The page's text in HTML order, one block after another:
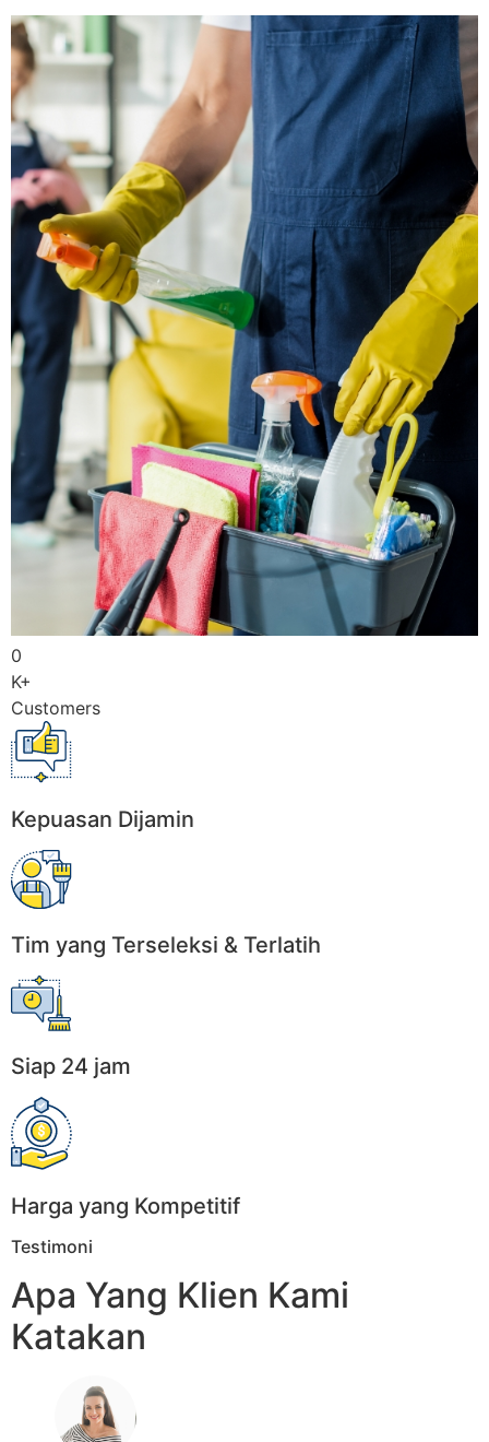
0
K+
Customers
Kepuasan Dijamin
Tim yang Terseleksi & Terlatih
Siap 24 jam
Harga yang Kompetitif
Testimoni
Apa Yang Klien Kami
Katakan